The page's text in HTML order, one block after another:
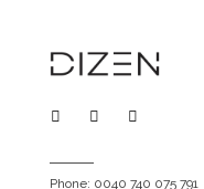
Phone: 0040 740 075 791